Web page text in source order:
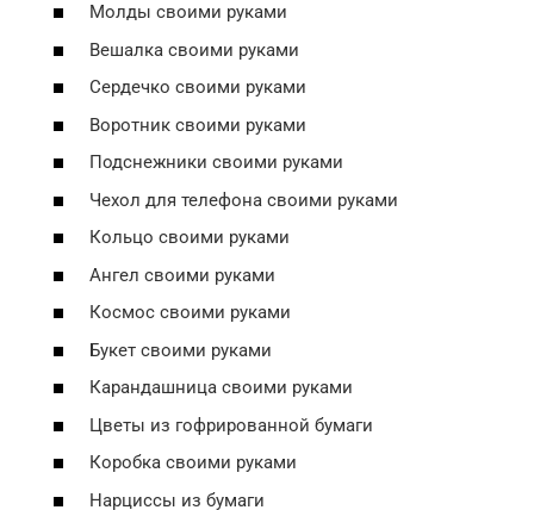
Молды своими руками
Вешалка своими руками
Сердечко своими руками
Воротник своими руками
Подснежники своими руками
Чехол для телефона своими руками
Кольцо своими руками
Ангел своими руками
Космос своими руками
Букет своими руками
Карандашница своими руками
Цветы из гофрированной бумаги
Коробка своими руками
Нарциссы из бумаги